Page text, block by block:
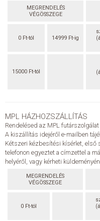
MEGRENDELÉS
VÉGÖSSZEGE
0 Ft-tól 14999 Ft-ig
15000 Ft-tól
MPL HÁZHOZSZÁLLÍTÁS
Rendelésed az MPL
A kiszállítás idejéről e-mailben
Kétszeri kézbesítési kísérlet, első
telefonon egyeztet a címzettel a
helyéről, vagy kérheti
MEGRENDELÉS
VÉGÖSSZEGE
0 Ft-tól
NYELVKÖNYV
SEGÍTHETEK?
ADATKEZELÉSI ÉS
ÁLTALÁNOS SZERZŐDÉSI